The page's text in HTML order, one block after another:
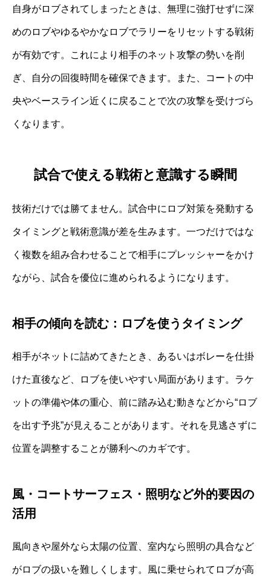
自身がロブされてしまったときは、無理に強打せずに深
めのロブやゆるやかなロブでラリーをリセットする戦術
が有効です。これにより相手のネット攻撃の勢いを削
ぎ、自分の回復時間を確保できます。また、コートの中
央やベースライン近くに戻ることで次の攻撃を受けづら
くなります。
試合で使える戦術と意識する瞬間
技術だけでは勝てません。試合中にロブ対策を発動する
タイミングと戦術意識が差を生みます。一つだけではな
く複数を組み合わせることで相手にプレッシャーをかけ
ながら、試合を優位に進められるようになります。
相手の傾向を読む：ロブを使うタイミング
相手がネットに詰めてきたとき、あるいはボレーを仕掛
けた直後など、ロブを使いやすい局面があります。ラケ
ットの準備や体の重心、前に踏み込む動きなどから“ロブ
を出す予兆”が見えることがあります。それを見逃さずに
位置を調整することが勝利へのカギです。
風・コートサーフェス・照明など外的要因の
活用
風向きや屋外なら太陽の位置、室内なら照明の具合など
がロブの扱いを難しくします。風に乗せられてロブが高